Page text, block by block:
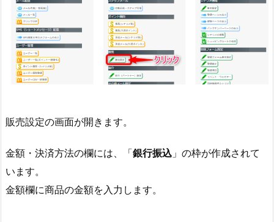
販売設定の画面が開きます。
金額・決済方法の欄には、「銀行振込 」の枠が作成されて
います。
金額欄に商品の金額を入力します。